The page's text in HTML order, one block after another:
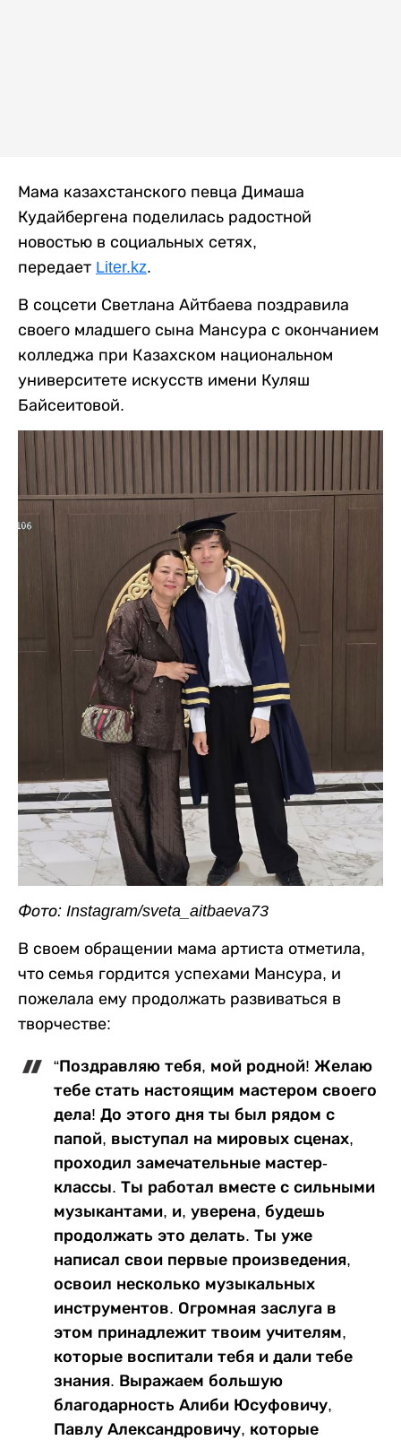
Мама казахстанского певца Димаша
Кудайбергена поделилась радостной
новостью в социальных сетях,
передает Liter.kz.
В соцсети Светлана Айтбаева поздравила
своего младшего сына Мансура с окончанием
колледжа при Казахском национальном
университете искусств имени Куляш
Байсеитовой.
Фото: Instagram/sveta_aitbaeva73
В своем обращении мама артиста отметила,
что семья гордится успехами Мансура, и
пожелала ему продолжать развиваться в
творчестве:
“Поздравляю тебя, мой родной! Желаю
тебе стать настоящим мастером своего
дела! До этого дня ты был рядом с
папой, выступал на мировых сценах,
проходил замечательные мастер-
классы. Ты работал вместе с сильными
музыкантами, и, уверена, будешь
продолжать это делать. Ты уже
написал свои первые произведения,
освоил несколько музыкальных
инструментов. Огромная заслуга в
этом принадлежит твоим учителям,
которые воспитали тебя и дали тебе
знания. Выражаем большую
благодарность Алиби Юсуфовичу,
Павлу Александровичу, которые